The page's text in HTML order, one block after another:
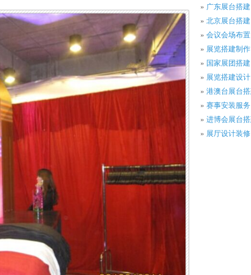
广东展台搭建
北京展台搭建
会议会场布置
展览搭建制作
国家展团搭建
展览搭建设计
港澳台展台
赛事安装服务
进博会展台
展厅设计装修